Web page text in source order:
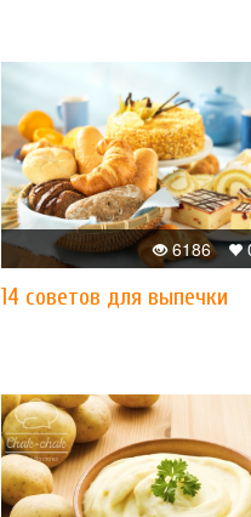
6186
14 советов для выпечки